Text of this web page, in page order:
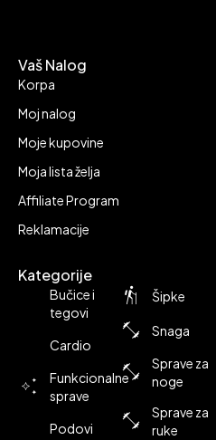
Vaš Nalog
Korpa
Moj nalog
Moje kupovine
Moja lista želja
Affiliate Program
Reklamacije
Kategorije
Bučice i
tegovi
Cardio
Funkcionalne
sprave
Podovi
Šipke
Snaga
Sprave za
noge
Sprave za
ruke